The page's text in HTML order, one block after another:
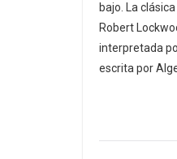
bajo. La clásica
Robert
interpretada
escrita por